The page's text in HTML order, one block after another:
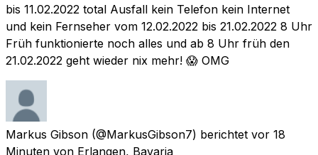
bis 11.02.2022 total Ausfall kein Telefon kein Internet
und kein Fernseher vom 12.02.2022 bis 21.02.2022 8 Uhr
Früh funktionierte noch alles und ab 8 Uhr früh den
21.02.2022 geht wieder nix mehr! 😱 OMG
Markus Gibson (@MarkusGibson7) berichtet vor 18
Minuten von Erlangen, Bavaria